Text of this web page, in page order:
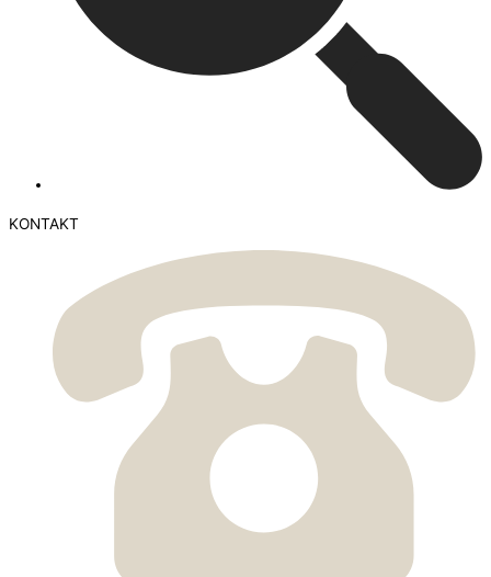
KONTAKT